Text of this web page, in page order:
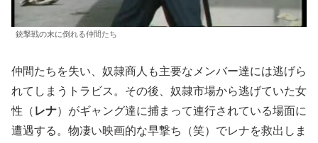
銃撃戦の末に倒れる仲間たち
仲間たちを失い、奴隷商人も主要なメンバー達には逃げら
れてしまうトラビス。その後、奴隷市場から逃げていた女
性（ レナ）がギャング達に捕まって連行されている場面に
遭遇する。物凄い映画的な早撃ち（笑）でレナを救出しま